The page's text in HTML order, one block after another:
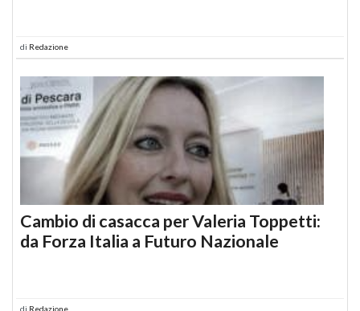
di Redazione
Cambio di casacca per Valeria Toppetti:
da Forza Italia a Futuro Nazionale
di Redazione